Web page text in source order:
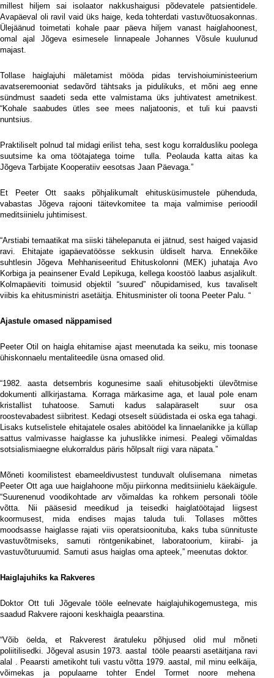
millest hiljem sai isolaator nakkushaigusi põdevatele patsientidele.
Avapäeval oli ravil vaid üks haige, keda tohterdati vastuvõtuosakonnas.
Ülejäänud toimetati kohale paar päeva hiljem vanast haiglahoonest,
omal ajal Jõgeva esimesele linnapeale Johannes Võsule kuulunud
majast.
Tollase haiglajuhi mäletamist mööda pidas tervishoiuministeerium
avatseremooniat sedavõrd tähtsaks ja pidulikuks, et mõni aeg enne
sündmust saadeti seda ette valmistama üks juhtivatest ametnikest.
“Kohale saabudes ütles see mees naljatoonis, et tuli kui paavsti
nuntsius.
Praktiliselt polnud tal midagi erilist teha, sest kogu korraldusliku poolega
suutsime ka oma töötajatega toime
tulla. Peolauda katta aitas ka
Jõgeva Tarbijate Kooperatiiv eesotsas Jaan Päevaga.”
Et Peeter Ott saaks põhjalikumalt ehitusküsimustele pühenduda,
vabastas Jõgeva rajooni täitevkomitee ta maja valmimise perioodil
meditsiinielu juhtimisest.
“Arstiabi temaatikat ma siiski tähelepanuta ei jätnud, sest haiged vajasid
ravi. Ehitajate igapäevatöösse sekkusin üldiselt harva. Ennekõike
suhtlesin Jõgeva Mehhaniseeritud Ehituskolonni (MEK) juhataja Avo
Korbiga ja peainsener Evald Lepikuga, kellega koostöö laabus asjalikult.
Kolmapäeviti toimusid objektil “suured” nõupidamised, kus tavaliselt
viibis ka ehitusministri asetäitja. Ehitusminister oli toona Peeter Palu. “
Ajastule omased näppamised
Peeter Otil on haigla ehitamise ajast meenutada ka seiku, mis toonase
ühiskonnaelu mentaliteedile üsna omased olid.
“1982. aasta detsembris kogunesime saali ehitusobjekti ülevõtmise
dokumenti allkirjastama. Korraga märkasime aga, et laual pole enam
kristallist tuhatoose. Samuti kadus salapäraselt
suur osa
roostevabadest siibritest. Kedagi otseselt süüdistada ei oska ega tahagi.
Lisaks kutselistele ehitajatele osales abitöödel ka linnaelanikke ja küllap
sattus valmivasse haiglasse ka juhuslikke inimesi. Pealegi võimaldas
sotsialismiaegne elukorraldus päris hõlpsalt riigi vara näpata.”
Mõneti koomilistest ebameeldivustest tunduvalt olulisemana
nimetas
Peeter Ott aga uue haiglahoone mõju piirkonna meditsiinielu käekäigule.
“Suurenenud voodikohtade arv võimaldas ka rohkem personali tööle
võtta. Nii pääsesid meedikud ja teisedki haiglatöötajad liigsest
koormusest, mida endises majas taluda tuli. Tollases mõttes
moodsasse haiglasse rajati viis operatsioonituba, kaks tuba sünnituste
vastuvõtmiseks, samuti röntgenikabinet, laboratoorium, kiirabi- ja
vastuvõturuumid. Samuti asus haiglas oma apteek,” meenutas doktor.
Haiglajuhiks ka Rakveres
Doktor Ott tuli Jõgevale tööle eelnevate haiglajuhikogemustega, mis
saadud Rakvere rajooni keskhaigla peaarstina.
“Võib öelda, et Rakverest äratuleku põhjused olid mul mõneti
poliitilisedki. Jõgeval asusin 1973. aastal
tööle peaarsti asetäitjana ravi
alal . Peaarsti ametikoht tuli vastu võtta 1979. aastal, mil minu eelkäija,
võimekas ja populaarne tohter Endel Tormet noore mehena